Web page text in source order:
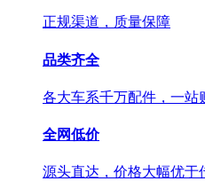
正规渠道，质量保障
品类齐全
各大车系千万配件，一站
全网低价
源头直达，价格大幅优于